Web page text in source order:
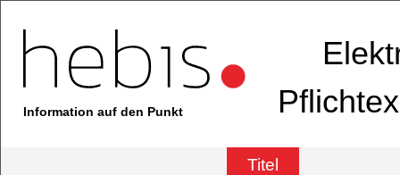
Information auf den Punkt
Titel